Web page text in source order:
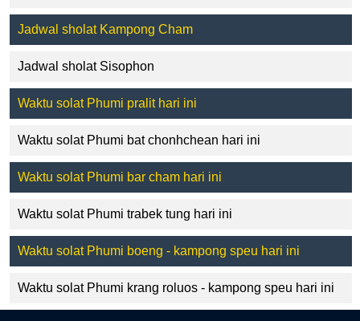
Jadwal sholat Kampong Cham
Jadwal sholat Sisophon
Waktu solat Phumi pralit hari ini
Waktu solat Phumi bat chonhchean hari ini
Waktu solat Phumi bar cham hari ini
Waktu solat Phumi trabek tung hari ini
Waktu solat Phumi boeng - kampong speu hari ini
Waktu solat Phumi krang roluos - kampong speu hari ini